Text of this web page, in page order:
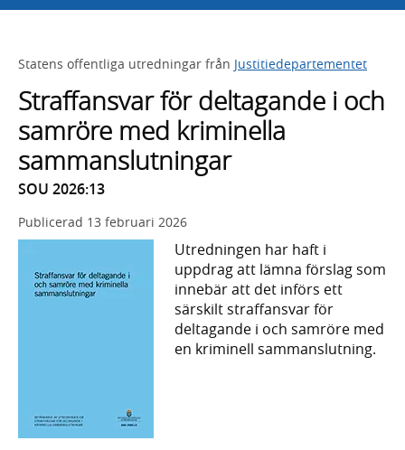
Statens offentliga utredningar från Justitiedepartementet
Straffansvar för deltagande i och
samröre med kriminella
sammanslutningar
SOU 2026:13
Publicerad 13 februari 2026
Utredningen har haft i
uppdrag att lämna förslag som
innebär att det införs ett
särskilt straffansvar för
deltagande i och samröre med
en kriminell sammanslutning.